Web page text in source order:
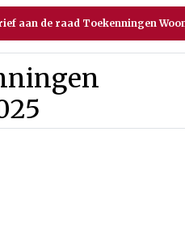
aan de raad Toekenningen